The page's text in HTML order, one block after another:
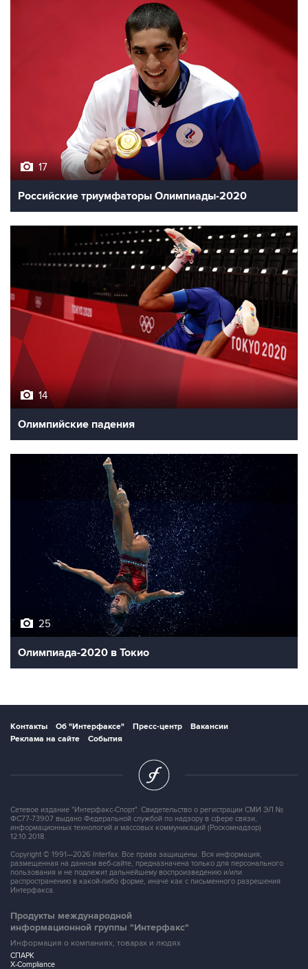
17
Российские триумфаторы Олимпиады-2020
14
Олимпийские падения
25
Олимпиада-2020 в Токио
Контакты Об "Интерфаксе" Пресс-центр
Вакансии
Реклама на сайте
События
Сетевое издание "Интерфакс-Спорт". Свидетельство о регистрации СМИ ЭЛ №
ФС77-73907 выдано Федеральной службой по надзору в сфере связи,
информационных технологий и массовых коммуникаций (Роскомнадзор)
12.10.2018.
Copyright © 1991—2026 Interfax. Все права защищены. Вся информация,
размещенная на данном веб-сайте, предназначена только для персонального
пользования и не подлежит дальнейшему воспроизведению и/или
распространению в какой-либо форме, иначе как с письменного разрешения
Интерфакса.
Продукты международной
информационной группы "Интерфакс"
Информация о компаниях, товарах и людях
СПАРК
X-Compliance